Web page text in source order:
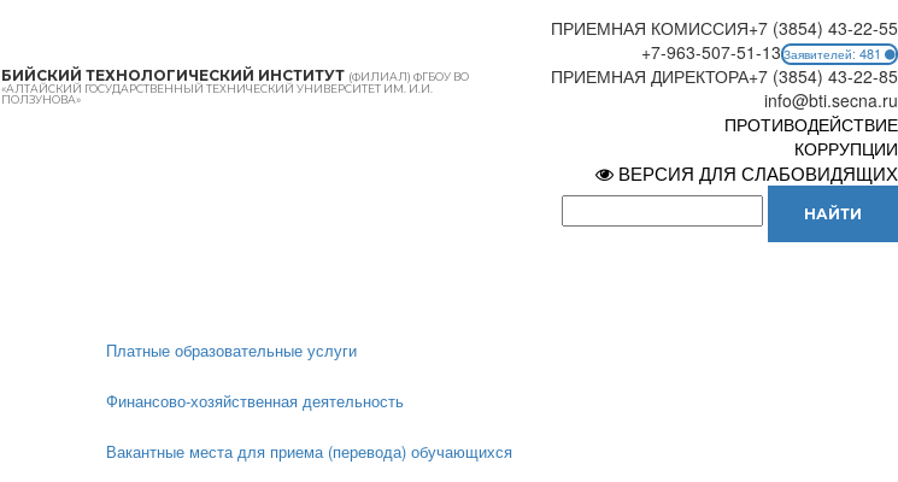
БИЙСКИЙ ТЕХНОЛОГИЧЕСКИЙ ИНСТИТУТ (ФИЛИАЛ) ФГБОУ ВО
«АЛТАЙСКИЙ ГОСУДАРСТВЕННЫЙ ТЕХНИЧЕСКИЙ УНИВЕРСИТЕТ ИМ. И.И.
ПОЛЗУНОВА»
ПРИЕМНАЯ КОМИССИЯ+7 (3854) 43-22-55
+7-963-507-51-13 Заявителей: 481
ПРИЕМНАЯ ДИРЕКТОРА+7 (3854) 43-22-85
info@bti.secna.ru
ПРОТИВОДЕЙСТВИЕ
КОРРУПЦИИ
ВЕРСИЯ ДЛЯ СЛАБОВИДЯЩИХ
Платные образовательные услуги
Финансово-хозяйственная деятельность
Вакантные места для приема (перевода) обучающихся